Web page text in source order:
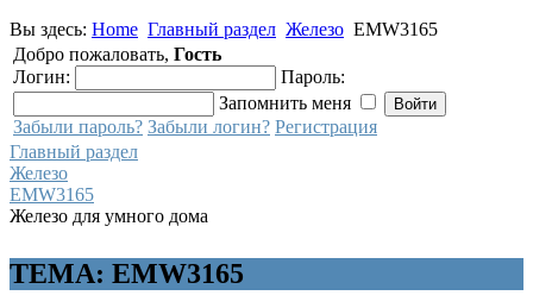
Вы здесь: Home Главный раздел Железо EMW3165
Добро пожаловать, Гость
Логин:
Пароль:
Запомнить меня
Забыли пароль? Забыли логин? Регистрация
Главный раздел
Железо
EMW3165
Железо для умного дома
ТЕМА: EMW3165